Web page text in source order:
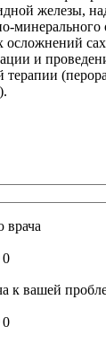
железы,
минерального
и
0
к вашей
0